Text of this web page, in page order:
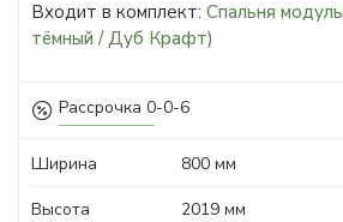
Рассрочка 0-0-6
Входит в комплект: Спальня
тёмный / Дуб Крафт)
Ширина
800 мм
Высота
2019 мм